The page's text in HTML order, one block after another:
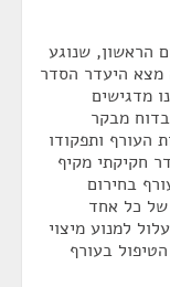
הראשון, שנוגע
מצא היעדר הסדר
מדגישים
בדוח מבקר
בנושא היערכות העורף ותפקודו
חקיקתי מקיף
בחירום
של כל אחד
למנוע מיצוי
בעורף